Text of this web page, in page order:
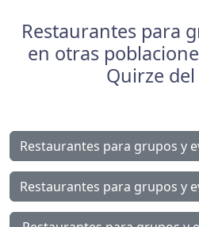
Restaurantes para
en otras
Quirze del
Restaurantes para grupos y
Restaurantes para grupos y